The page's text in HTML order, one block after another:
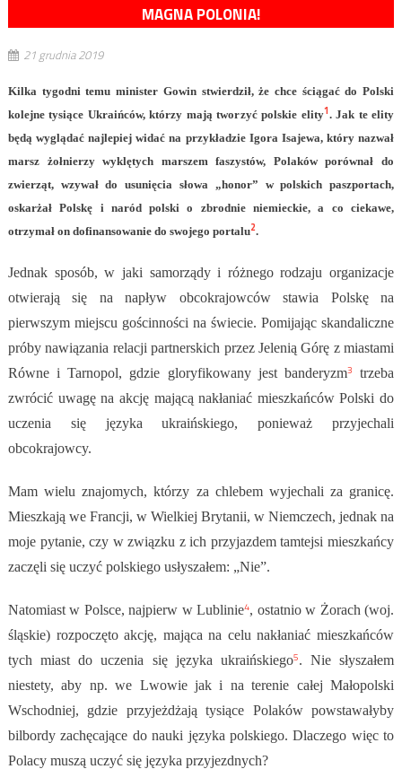
MAGNA POLONIA!
21 grudnia 2019
Kilka tygodni temu minister Gowin stwierdził, że chce ściągać do Polski
kolejne tysiące Ukraińców, którzy mają tworzyć polskie elity1. Jak te elity
będą wyglądać najlepiej widać na przykładzie Igora Isajewa, który nazwał
marsz żołnierzy wyklętych marszem faszystów, Polaków porównał do
zwierząt, wzywał do usunięcia słowa „honor” w polskich paszportach,
oskarżał Polskę i naród polski o zbrodnie niemieckie, a co ciekawe,
otrzymał on dofinansowanie do swojego portalu2.
Jednak sposób, w jaki samorządy i różnego rodzaju organizacje
otwierają się na napływ obcokrajowców stawia Polskę na
pierwszym miejscu gościnności na świecie. Pomijając skandaliczne
próby nawiązania relacji partnerskich przez Jelenią Górę z miastami
Równe i Tarnopol, gdzie gloryfikowany jest banderyzm3 trzeba
zwrócić uwagę na akcję mającą nakłaniać mieszkańców Polski do
uczenia się języka ukraińskiego, ponieważ przyjechali
obcokrajowcy.
Mam wielu znajomych, którzy za chlebem wyjechali za granicę.
Mieszkają we Francji, w Wielkiej Brytanii, w Niemczech, jednak na
moje pytanie, czy w związku z ich przyjazdem tamtejsi mieszkańcy
zaczęli się uczyć polskiego usłyszałem: „Nie”.
Natomiast w Polsce, najpierw w Lublinie4, ostatnio w Żorach (woj.
śląskie) rozpoczęto akcję, mająca na celu nakłaniać mieszkańców
tych miast do uczenia się języka ukraińskiego5. Nie słyszałem
niestety, aby np. we Lwowie jak i na terenie całej Małopolski
Wschodniej, gdzie przyjeżdżają tysiące Polaków powstawałyby
bilbordy zachęcające do nauki języka polskiego. Dlaczego więc to
Polacy muszą uczyć się języka przyjezdnych?